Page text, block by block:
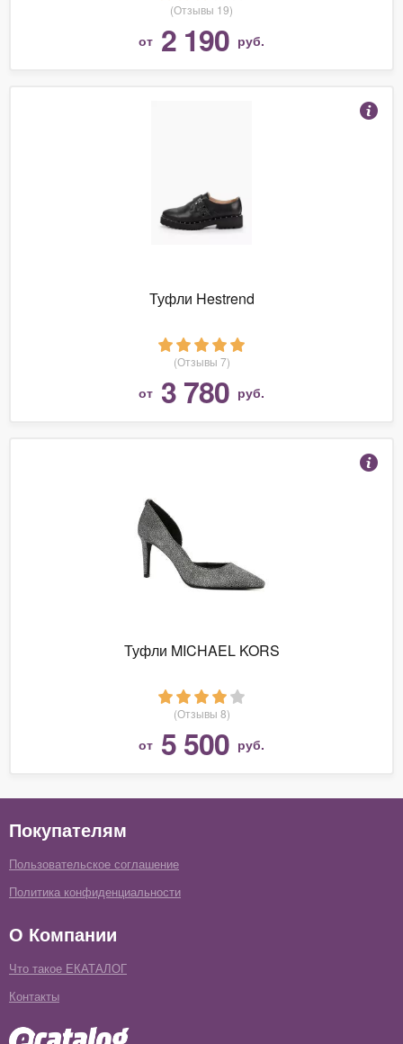
(Отзывы 19)
от 2 190 руб.
Туфли Hestrend
(Отзывы 7)
от 3 780 руб.
Туфли MICHAEL KORS
(Отзывы 8)
от 5 500 руб.
Покупателям
Пользовательское соглашение
Политика конфиденциальности
О Компании
Что такое ЕКАТАЛОГ
Контакты